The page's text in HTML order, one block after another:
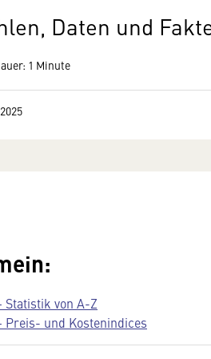
Daten und
1 Minute
Statistik von A-Z
Preis- und Kostenindices